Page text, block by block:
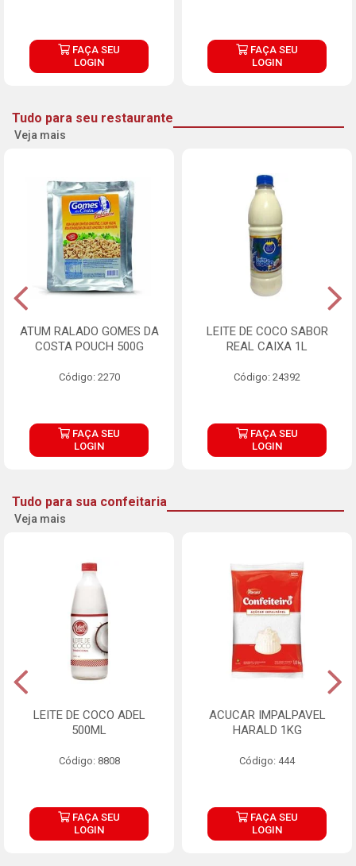
FAÇA SEU
LOGIN
FAÇA SEU
LOGIN
Tudo para seu restaurante
Veja mais
ATUM RALADO GOMES DA
COSTA POUCH 500G
Código: 2270
FAÇA SEU
LOGIN
LEITE DE COCO SABOR
REAL CAIXA 1L
Código: 24392
FAÇA SEU
LOGIN
Tudo para sua confeitaria
Veja mais
LEITE DE COCO ADEL
500ML
Código: 8808
FAÇA SEU
LOGIN
ACUCAR IMPALPAVEL
HARALD 1KG
Código: 444
FAÇA SEU
LOGIN